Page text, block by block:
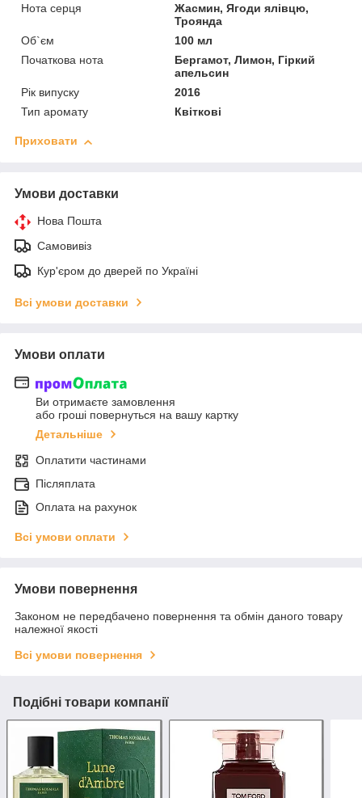
Нота серця
Жасмин, Ягоди ялівцю,
Троянда
Об`єм
100 мл
Початкова нота
Бергамот, Лимон, Гіркий
апельсин
Рік випуску
2016
Тип аромату
Квіткові
Приховати
Умови доставки
Нова Пошта
Самовивіз
Кур'єром до дверей по Україні
Всі умови доставки
Умови оплати
Ви отримаєте замовлення
або гроші повернуться на вашу картку
Детальніше
Оплатити частинами
Післяплата
Оплата на рахунок
Всі умови оплати
Умови повернення
Законом не передбачено повернення та обмін даного товару
належної якості
Всі умови повернення
Подібні товари компанії